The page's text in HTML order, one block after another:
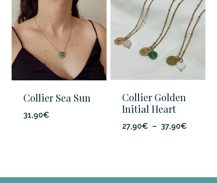
21,90€. 19,90€.
Collier Sea Sun
31,90€
Collier Golden
Initial Heart
27,90€ – 37,90€